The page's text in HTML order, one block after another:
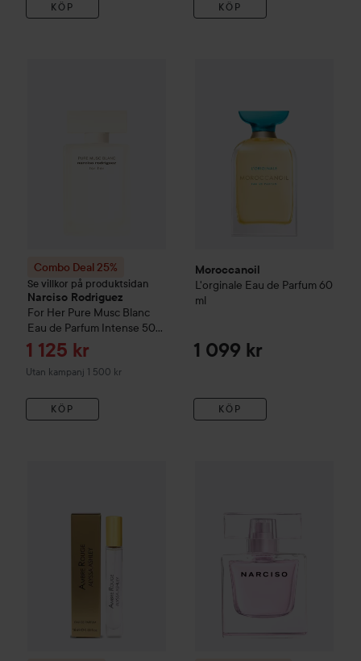
KÖP KÖP
Combo Deal 25%
Se villkor på produktsidan
Narciso Rodriguez
For Her Pure Musc Blanc
Eau de Parfum Intense 50
ml
Reapris
1 125 kr
Utan kampanj 1 500 kr
KÖP
Moroccanoil
L'orginale Eau de Parfum 60
ml
1 099 kr
KÖP